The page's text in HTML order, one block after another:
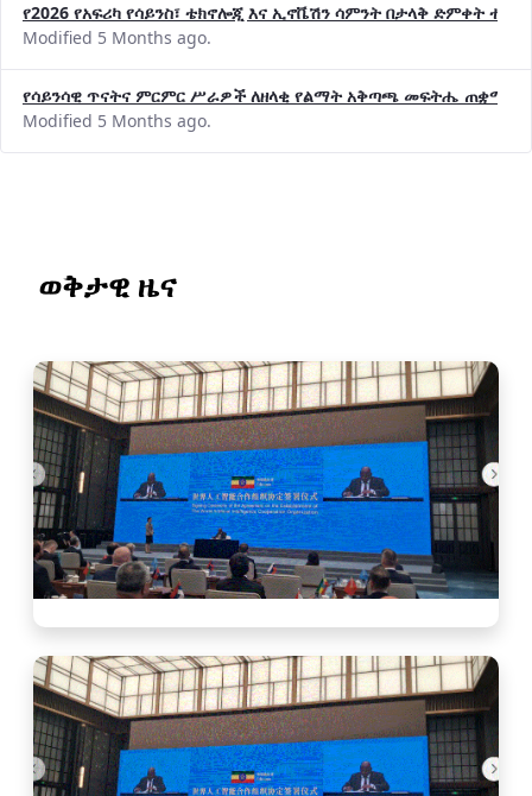
የ2026 የአፍሪካ የሳይንስ፣ ቴክኖሎጂ እና ኢኖቬሽን ሳምንት በታላቅ ድምቀት
Modified 5 Months ago.
የሳይንሳዊ ጥናትና ምርምር ሥራዎች ለዘላቂ የልማት አቅጣጫ መፍትሔ ጠቋሚ
Modified 5 Months ago.
ወቅታዊ ዜና